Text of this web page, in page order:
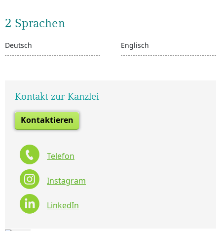
2 Sprachen
Deutsch Englisch
Kontakt zur Kanzlei
Kontaktieren
Telefon
Instagram
LinkedIn